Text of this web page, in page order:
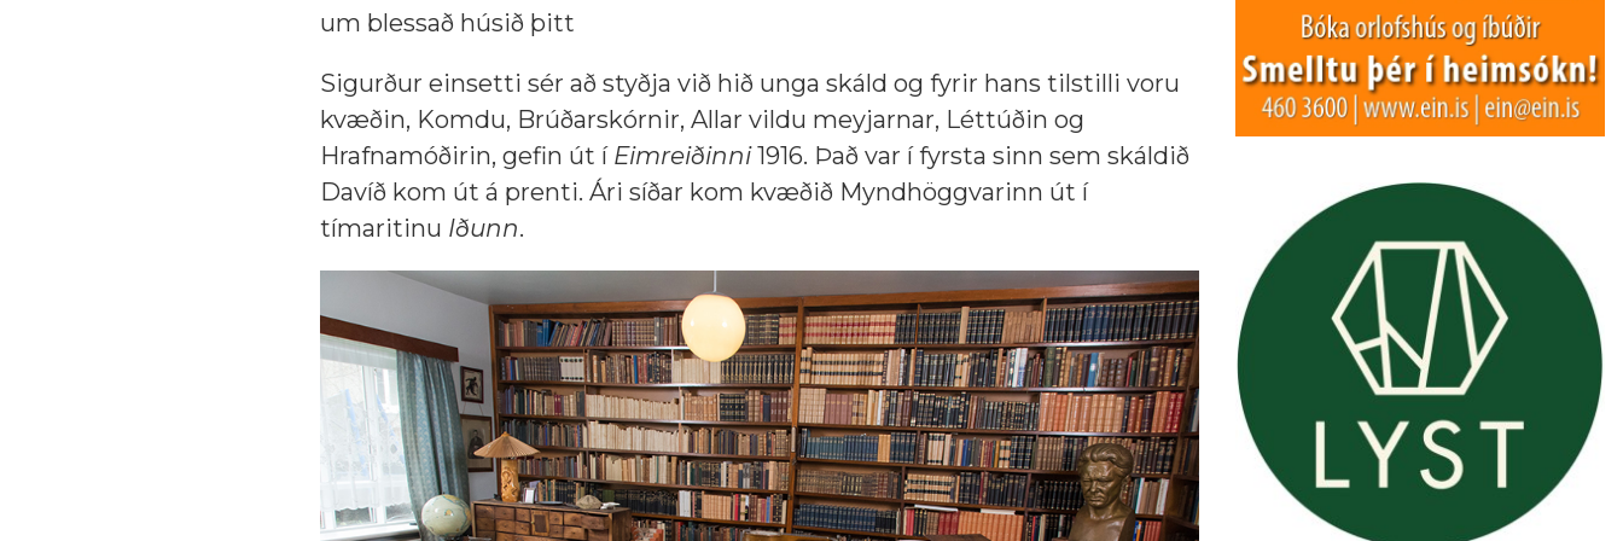
um blessað húsið þitt
Sigurður einsetti sér að styðja við hið unga skáld og fyrir hans tilstilli voru
kvæðin, Komdu, Brúðarskórnir, Allar vildu meyjarnar, Léttúðin og
Hrafnamóðirin, gefin út í Eimreiðinni1916. Það var í fyrsta sinn sem skáldið
Davíð kom út á prenti. Ári síðar kom kvæðið Myndhöggvarinn út í
tímaritinu Iðunn.